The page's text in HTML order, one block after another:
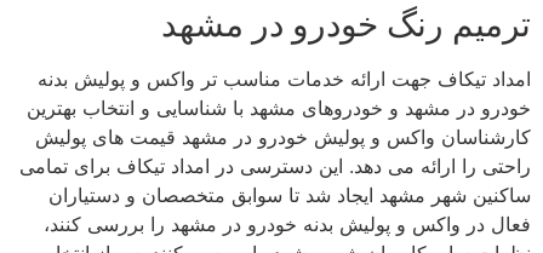
ترمیم رنگ خودرو در مشهد
امداد تیکاف جهت ارائه خدمات مناسب تر واکس و پولیش بدنه
خودرو در مشهد و خودروهای مشهد با شناسایی و انتخاب بهترین
کارشناسان واکس و پولیش خودرو در مشهد قیمت های پولیش
راحتی را ارائه می دهد. این دسترسی در امداد تیکاف برای تمامی
ساکنین شهر مشهد ایجاد شد تا سوابق متخصصان و دستیاران
فعال در واکس و پولیش بدنه خودرو در مشهد را بررسی کنند،